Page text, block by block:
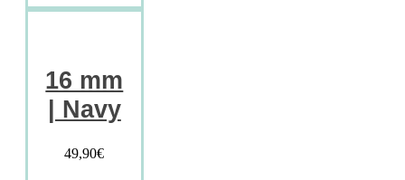
16 mm
| Navy
49,90€